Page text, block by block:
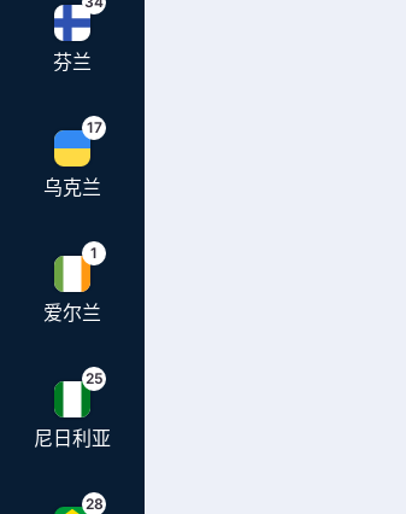
芬兰
17
乌克兰
1
爱尔兰
25
尼日利亚
28